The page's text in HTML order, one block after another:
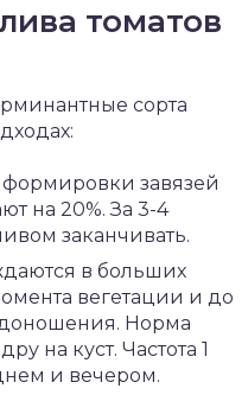
томатов
сорта
завязей
на 20%. За 3-4
заканчивать.
в больших
вегетации и до
Норма
на куст. Частота 1
и вечером.